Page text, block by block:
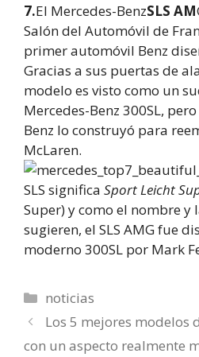
7.El Mercedes-BenzSLS AM
Salón del Automóvil de
primer automóvil Benz
Gracias a sus puertas de
modelo es visto como un
Mercedes-Benz 300SL,
Benz lo construyó para
McLaren.
SLS significa Sport Leicht
Super) y como el nombre y
sugieren, el SLS AMG fue
moderno 300SL por Mark
Categorías
noticias
Los 5 mejores modelos
con un aspecto realmente